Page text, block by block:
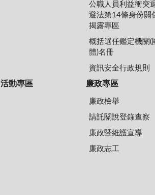
公職人員利益衝突
避法第14條身份關
揭露專區
概括選任鑑定機關(
體)名冊
資訊安全行政規則
活動專區 廉政專區
廉政檢舉
請託關說登錄查察
廉政暨維護宣導
廉政志工